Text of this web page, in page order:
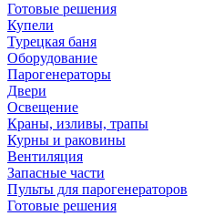
Готовые решения
Купели
Турецкая баня
Оборудование
Парогенераторы
Двери
Освещение
Краны, изливы, трапы
Курны и раковины
Вентиляция
Запасные части
Пульты для парогенераторов
Готовые решения